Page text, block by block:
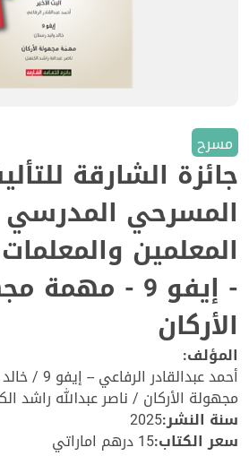
مسرح
جائزة الشارقة
المعلمين
- إيفو 9 -
الأركان
المؤلف:
أحمد
مجهولة الأركان / ناصر عبدالله راشد
سنة النشر:2025
سعر الكتاب:15 درهم اماراتي